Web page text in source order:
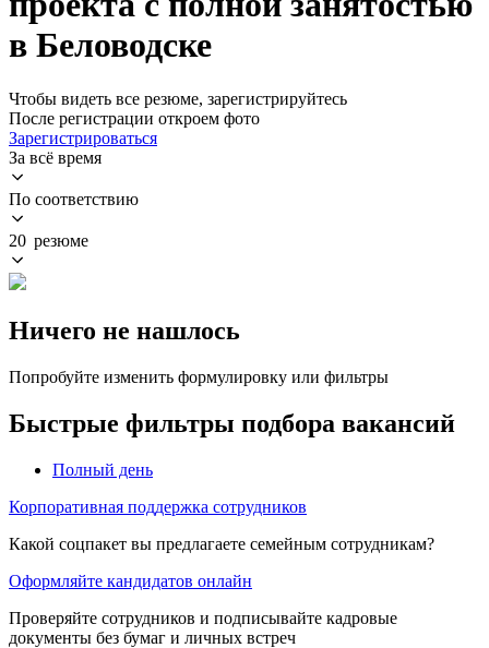
в Беловодске
Чтобы видеть все резюме, зарегистрируйтесь
После регистрации откроем фото
Зарегистрироваться
За всё время
По соответствию
20 резюме
Ничего не нашлось
Попробуйте изменить формулировку или фильтры
Быстрые фильтры подбора вакансий
Полный день
Корпоративная поддержка сотрудников
Какой соцпакет вы предлагаете семейным сотрудникам?
Оформляйте кандидатов онлайн
Проверяйте сотрудников и подписывайте кадровые
документы без бумаг и личных встреч